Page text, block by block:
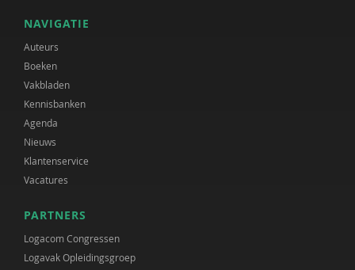
NAVIGATIE
Auteurs
Boeken
Vakbladen
Kennisbanken
Agenda
Nieuws
Klantenservice
Vacatures
PARTNERS
Logacom Congressen
Logavak Opleidingsgroep